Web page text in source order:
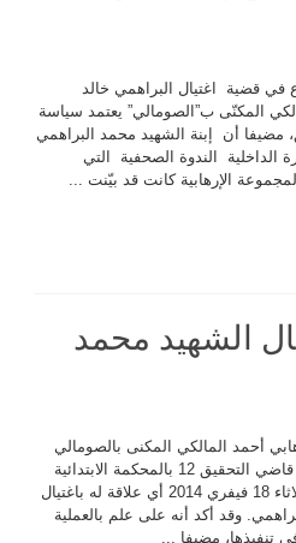
في قضية اغتيال البراهمي خالد
المكنّى ب”الصومالي” يعتمد سياسة
مضيفا أن إبنة الشهيد محمد البراهمي
الداخلية الندوة الصحفية التي
الإرهابية كانت قد بيّنت ...
الشهيد محمد
أحمد المالكي المكنى بالصومالي
خلال مثوله أمام قاضي التحقيق 12 بالمحكمة الابتدائية
بتونس اليوم الثلاثاء 18 فيفري 2014 أي علاقة له باغتيال
وقد أكد أنه على علم بالعملية
تنفيذها، مضيفا ...